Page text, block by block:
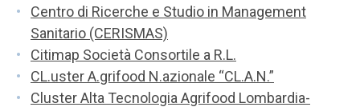
Centro di Ricerche e Studio in Management
Sanitario (CERISMAS)
Citimap Società Consortile a R.L.
CL.uster A.grifood N.azionale “CL.A.N.”
Cluster Alta Tecnologia Agrifood Lombardia-